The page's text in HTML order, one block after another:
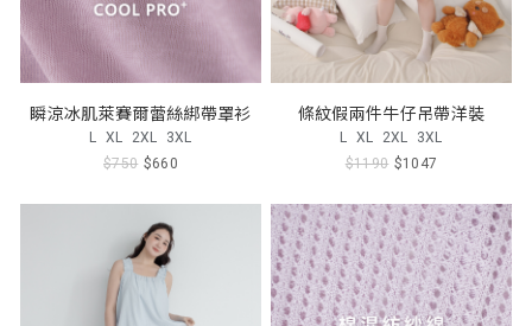
瞬涼冰肌萊賽爾蕾絲綁帶罩衫
L XL 2XL 3XL
$750 $660
條紋假兩件牛仔吊帶洋裝
L XL 2XL 3XL
$1190 $1047